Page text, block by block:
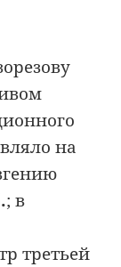
на
; в
третьей